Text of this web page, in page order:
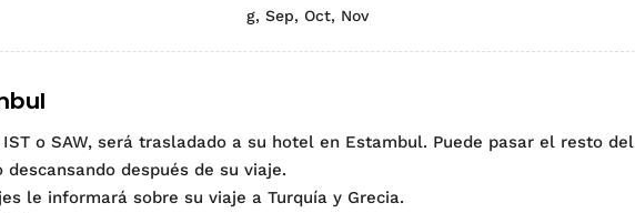
g, Sep, Oct, Nov
o SAW, será trasladado a su hotel en Estambul. Puede pasar el resto del
después de su viaje.
le informará sobre su viaje a Turquía y Grecia.